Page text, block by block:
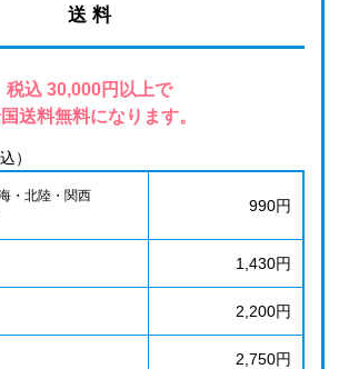
送 料
税込 30,000円以上で
送料無料になります。
）
・北陸・関西
990円
1,430円
2,200円
2,750円